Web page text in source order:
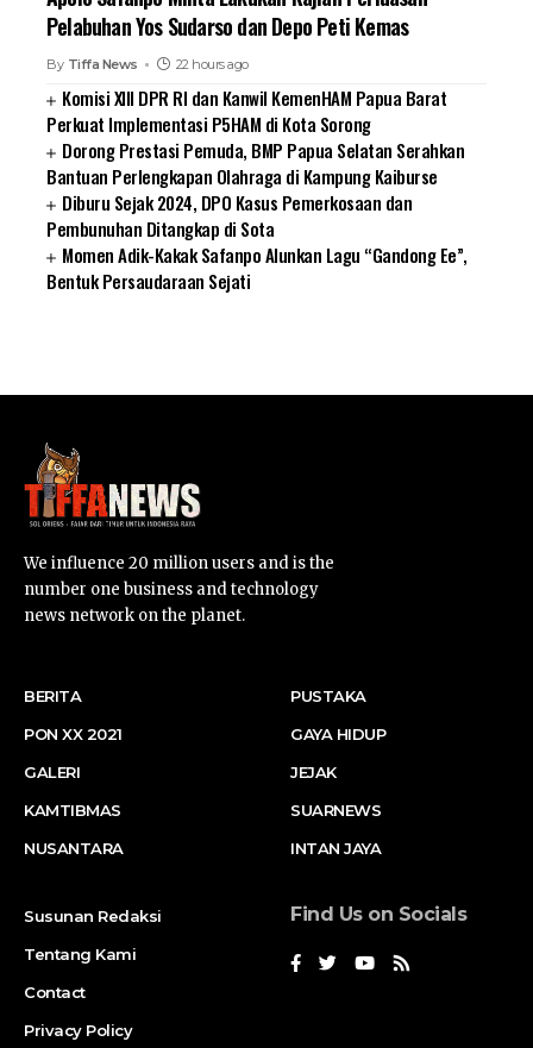
Pelabuhan Yos Sudarso dan Depo Peti Kemas
By Tiffa News 22 hours ago
Komisi XIII DPR RI dan Kanwil KemenHAM Papua Barat
Perkuat Implementasi P5HAM di Kota Sorong
Dorong Prestasi Pemuda, BMP Papua Selatan Serahkan
Bantuan Perlengkapan Olahraga di Kampung Kaiburse
Diburu Sejak 2024, DPO Kasus Pemerkosaan dan
Pembunuhan Ditangkap di Sota
Momen Adik-Kakak Safanpo Alunkan Lagu “Gandong Ee”,
Bentuk Persaudaraan Sejati
We influence 20 million users and is the
number one business and technology
news network on the planet.
BERITA
PON XX 2021
GALERI
KAMTIBMAS
NUSANTARA
PUSTAKA
GAYA HIDUP
JEJAK
SUARNEWS
INTAN JAYA
Susunan Redaksi
Tentang Kami
Contact
Privacy Policy
Find Us on Socials